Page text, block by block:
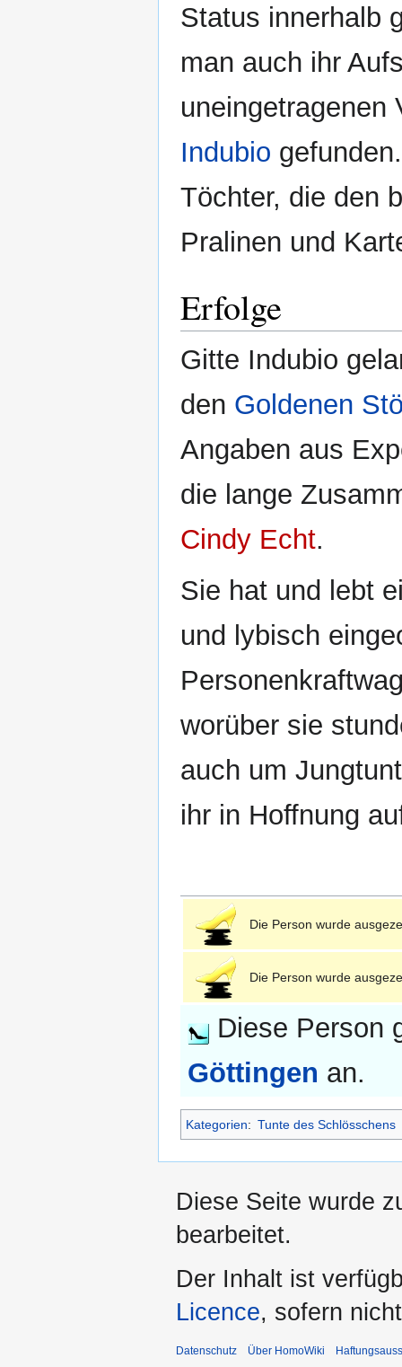
Status innerhalb
man auch ihr
Indubio
Töchter, die den
Pralinen und
Erfolge
Gitte Indubio
den Goldenen
Angaben aus
die lange
Cindy Echt.
Sie hat und lebt
und lybisch
worüber sie
auch um
ihr in Hoffnung
Die Person wurde
Die Person wurde
Diese Person
Göttingen an.
Kategorien: Tunte des Schlösschens
Diese Seite wurde
bearbeitet.
Der Inhalt ist
Licence, sofern
Datenschutz Über HomoWiki